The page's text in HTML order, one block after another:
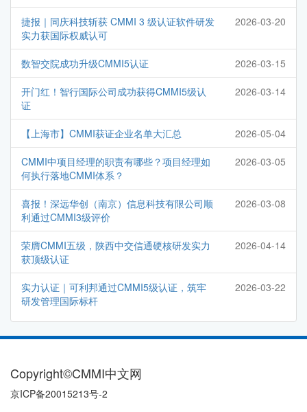
捷报｜同庆科技斩获 CMMI 3 级认证软件研发
实力获国际权威认可
2026-03-20
数智交院成功升级CMMI5认证 2026-03-15
开门红！智行国际公司成功获得CMMI5级认
证
2026-03-14
【上海市】CMMI获证企业名单大汇总 2026-05-04
CMMI中项目经理的职责有哪些？项目经理如
何执行落地CMMI体系？
2026-03-05
喜报！深远华创（南京）信息科技有限公司顺
利通过CMMI3级评价
2026-03-08
荣膺CMMI五级，陕西中交信通硬核研发实力
获顶级认证
2026-04-14
实力认证｜可利邦通过CMMI5级认证，筑牢
研发管理国际标杆
2026-03-22
Copyright©CMMI中文网
京ICP备20015213号-2